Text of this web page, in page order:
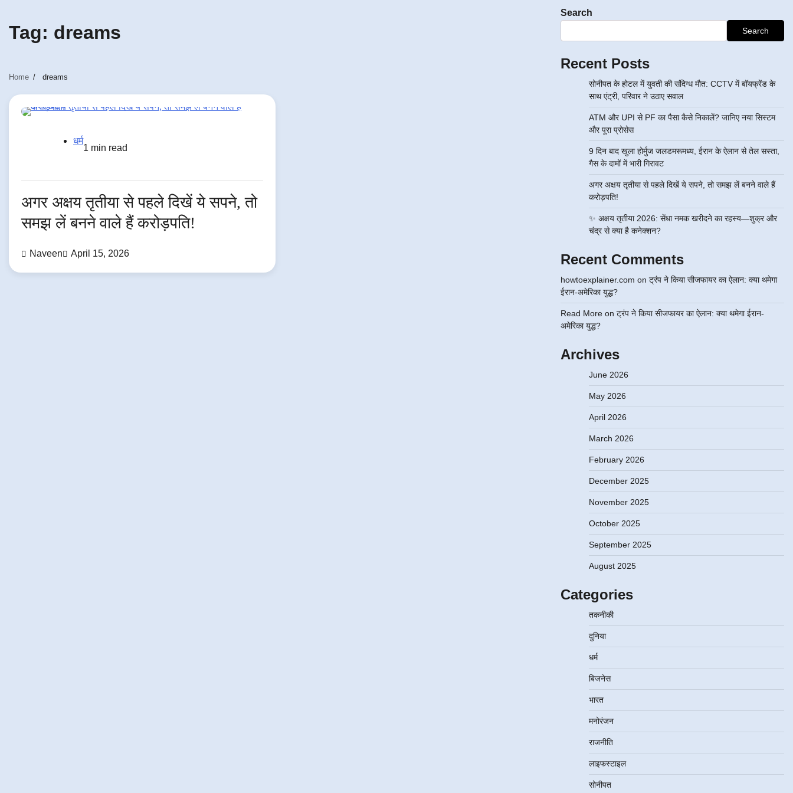
Tag: dreams
Home dreams
धर्म
1 min read
अगर अक्षय तृतीया से पहले दिखें ये सपने, तो
समझ लें बनने वाले हैं करोड़पति!
Naveen April 15, 2026
Search
Search
Recent Posts
सोनीपत के होटल में युवती की संदिग्ध मौत: CCTV में बॉयफ्रेंड के
साथ एंट्री, परिवार ने उठाए सवाल
ATM और UPI से PF का पैसा कैसे निकालें? जानिए नया सिस्टम
और पूरा प्रोसेस
9 दिन बाद खुला होर्मुज जलडमरूमध्य, ईरान के ऐलान से तेल सस्ता,
गैस के दामों में भारी गिरावट
अगर अक्षय तृतीया से पहले दिखें ये सपने, तो समझ लें बनने वाले हैं
करोड़पति!
✨ अक्षय तृतीया 2026: सेंधा नमक खरीदने का रहस्य—शुक्र और
चंद्र से क्या है कनेक्शन?
Recent Comments
howtoexplainer.com on ट्रंप ने किया सीजफायर का ऐलान: क्या थमेगा
ईरान-अमेरिका युद्ध?
Read Moreon ट्रंप ने किया सीजफायर का ऐलान: क्या थमेगा ईरान-
अमेरिका युद्ध?
Archives
June 2026
May 2026
April 2026
March 2026
February 2026
December 2025
November 2025
October 2025
September 2025
August 2025
Categories
तकनीकी
दुनिया
धर्म
बिजनेस
भारत
मनोरंजन
राजनीति
लाइफस्टाइल
सोनीपत